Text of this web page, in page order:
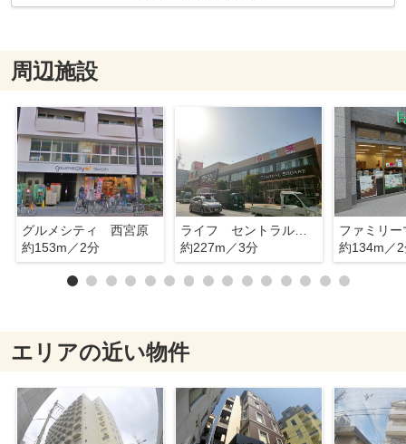
周辺施設
グルメシティ 西宮原
約153m／2分
ライフ セントラルスクエア西宮原店
約227m／3分
約134m／
エリアの近い物件